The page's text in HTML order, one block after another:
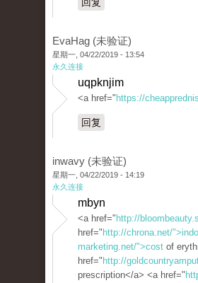
EvaHag (未验证)
星期一, 04/22/2019 - 13:54
永久连接
uqpknjim
<a href=" https://
回复
inwavy (未验证)
星期一, 04/22/2019 - 14:19
永久连接
mbyn
<a href=" http://
href=" http://chrona.net/
marketing.net/">cost of
href=" http://
prescription</a> <a href="